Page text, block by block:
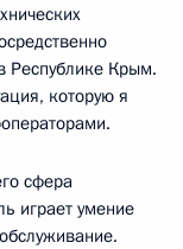
Республике Крым.
которую я
сфера
играет умение